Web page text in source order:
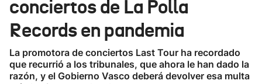
Eguraldia
conciertos de La Polla
Records en pandemia
La promotora de conciertos Last Tour ha recordado
que recurrió a los tribunales, que ahora le han dado la
razón, y el Gobierno Vasco deberá devolver esa multa